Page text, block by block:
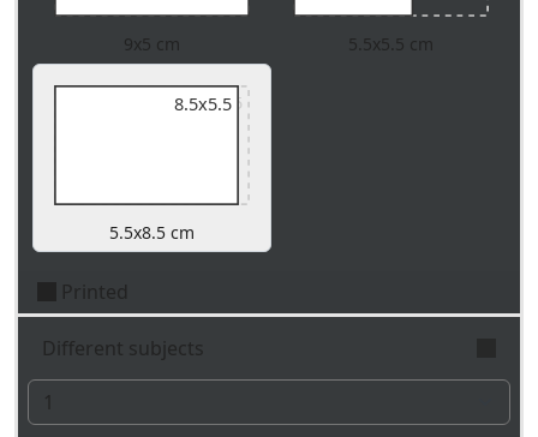
9x5 cm 5.5x5.5 cm
9x5.5
8.5x5.5
5.5x8.5 cm
Printed
Different subjects
Indicate the number of different subjects to print.